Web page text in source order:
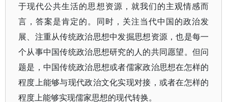
于现代公共生活的思想资源，就我们的主观情感而
言，答案是肯定的。同时，关注当代中国的政治发
展、注重从传统政治思想中发掘思想资源，也是每一
个从事中国传统政治思想研究的人的共同愿望。但问
题是，中国传统政治思想或者儒家政治思想在怎样的
程度上能够与现代政治文化实现对接，或者在怎样的
程度上能够实现儒家思想的现代转换。